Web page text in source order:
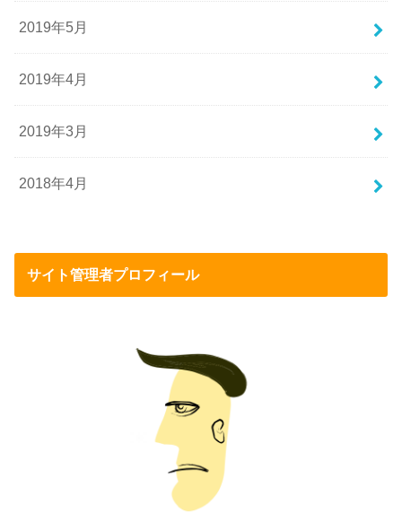
2019年5月
2019年4月
2019年3月
2018年4月
サイト管理者プロフィール